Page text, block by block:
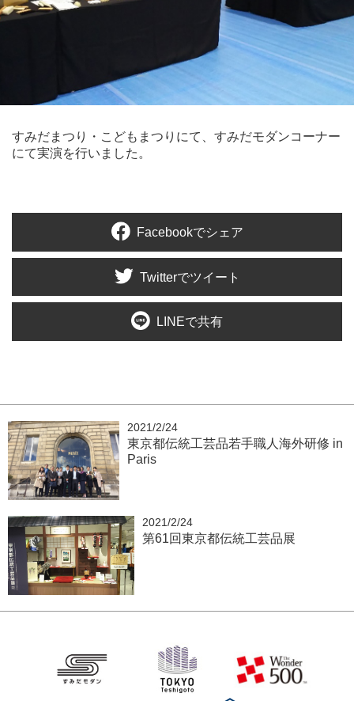
すみだまつり・こどもまつりにて、すみだモダンコーナー
にて実演を行いました。
Facebookでシェア
Twitterでツイート
LINEで共有
2021/2/24
東京都伝統工芸品若手職人海外研修 in
Paris
2021/2/24
第61回東京都伝統工芸品展